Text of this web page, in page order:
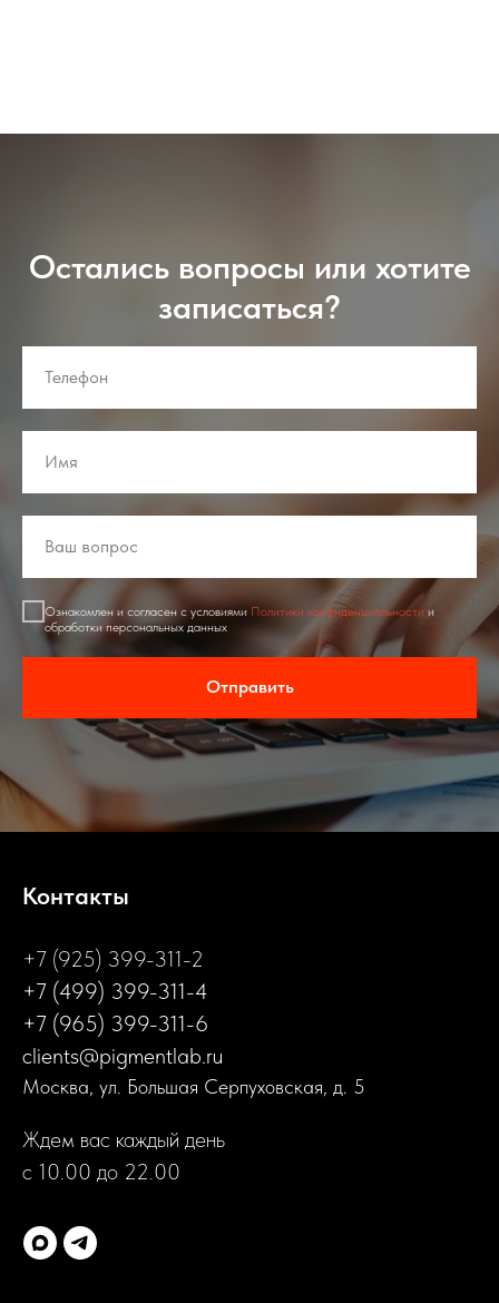
Остались вопросы или хотите
записаться?
Ознакомлен и согласен с условиями Политики конфиденциальности и
обработки персональных данных
Отправить
Контакты
+7 (925) 399-311-2
+7 (499) 399-311-4
+7 (965) 399-311-6
clients@pigmentlab.ru
Москва, ул. Большая Серпуховская, д. 5
Ждем вас каждый день
с 10.00 до 22.00